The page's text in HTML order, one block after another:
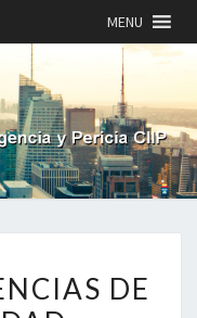
MENU
DE